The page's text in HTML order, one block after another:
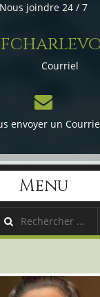
Nous joindre 24 / 7
Courriel
envoyer un
Menu